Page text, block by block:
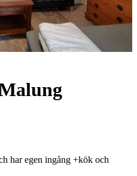
har egen ingång +kök och